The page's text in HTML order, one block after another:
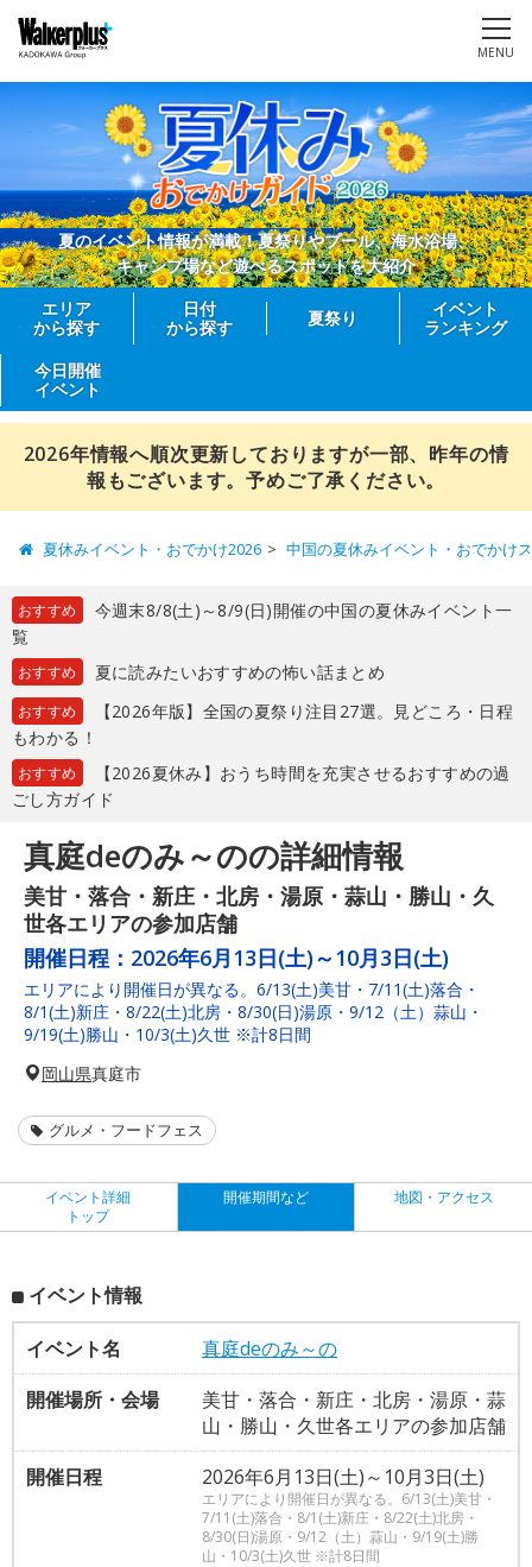
MENU
夏のイベント情報が満載！夏祭りやプール、海水浴場、
キャンプ場など遊べるスポットを大紹介
エリア
から探す
日付
から探す
夏祭り
イベント
ランキング
今日開催
イベント
2026年情報へ順次更新しておりますが一部、昨年の情
報もございます。予めご了承ください。
夏休みイベント・おでかけ2026 中国の夏休みイベント・おでかけ
おすすめ
今週末8/8(土)～8/9(日)開催の中国の夏休みイベント一
覧
おすすめ 夏に読みたいおすすめの怖い話まとめ
おすすめ
【2026年版】全国の夏祭り注目27選。見どころ・日程
もわかる！
おすすめ
【2026夏休み】おうち時間を充実させるおすすめの過
ごし方ガイド
真庭deのみ～のの詳細情報
美甘・落合・新庄・北房・湯原・蒜山・勝山・久
世各エリアの参加店舗
開催日程： 2026年6月13日(土)～10月3日(土)
エリアにより開催日が異なる。6/13(土)美甘・7/11(土)落合・
8/1(土)新庄・8/22(土)北房・8/30(日)湯原・9/12（土）蒜山・
9/19(土)勝山・10/3(土)久世 ※計8日間
岡山県真庭市
グルメ・フードフェス
イベント詳細
トップ
開催期間など 地図・アクセス
イベント情報
イベント名
真庭deのみ～の
開催場所・会場
美甘・落合・新庄・北房・湯原・蒜
山・勝山・久世各エリアの参加店舗
開催日程
2026年6月13日(土)～10月3日(土)
エリアにより開催日が異なる。6/13(土)美甘・
7/11(土)落合・8/1(土)新庄・8/22(土)北房・
8/30(日)湯原・9/12（土）蒜山・9/19(土)勝
山・10/3(土)久世 ※計8日間